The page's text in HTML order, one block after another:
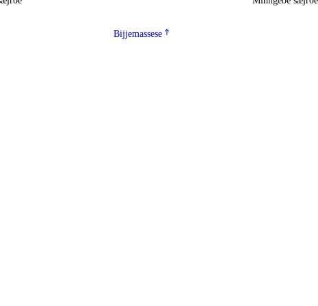
Bijjemassese